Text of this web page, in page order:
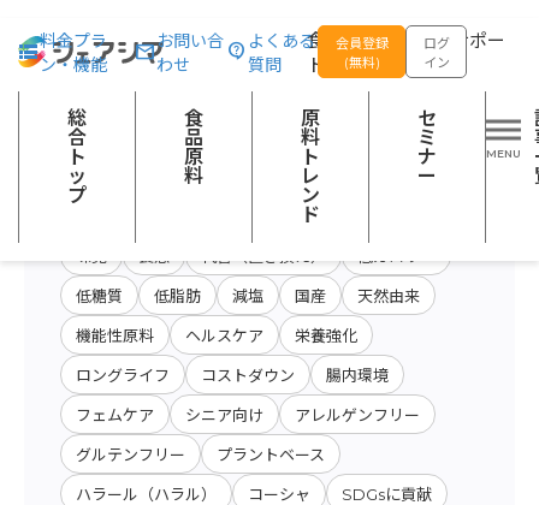
食品の企画開発をサポー
トする
料金プラ
ン・機能
お問い合
わせ
よくある
質問
会員登録
(無料)
ログ
イン
総
合
ト
ッ
プ
食
品
原
料
原
料
ト
レ
ン
ド
セ
ミ
ナ
ー
総合トップ 食品原料 商品特性カテゴリー：かんすい
原料・キーワード
会社名から検索
原料・絞り込み検
索
低糖質 低脂肪 減塩 国産 天然由来
機能性原料 ヘルスケア 栄養強化
ロングライフ コストダウン 腸内環境
フェムケア シニア向け アレルゲンフリー
グルテンフリー プラントベース
ハラール（ハラル） コーシャ SDGsに貢献